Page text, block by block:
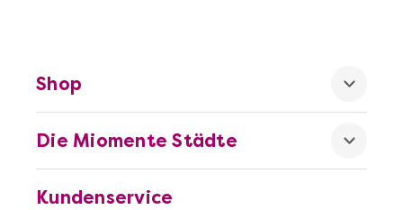
Kundenservice
Die Miomente Städte
Shop